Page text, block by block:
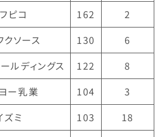
ピコ 162
2
クソース 130
6
ルディングス 122
8
ー乳業 104
3
ズミ 103
18